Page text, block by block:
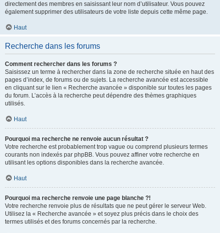
directement des membres en saisissant leur nom d’utilisateur. Vous pouvez
également supprimer des utilisateurs de votre liste depuis cette même page.
Haut
Recherche dans les forums
Comment rechercher dans les forums ?
Saisissez un terme à rechercher dans la zone de recherche située en haut des
pages d’index, de forums ou de sujets. La recherche avancée est accessible
en cliquant sur le lien « Recherche avancée » disponible sur toutes les pages
du forum. L’accès à la recherche peut dépendre des thèmes graphiques
utilisés.
Haut
Pourquoi ma recherche ne renvoie aucun résultat ?
Votre recherche est probablement trop vague ou comprend plusieurs termes
courants non indexés par phpBB. Vous pouvez affiner votre recherche en
utilisant les options disponibles dans la recherche avancée.
Haut
Pourquoi ma recherche renvoie une page blanche ?!
Votre recherche renvoie plus de résultats que ne peut gérer le serveur Web.
Utilisez la « Recherche avancée » et soyez plus précis dans le choix des
termes utilisés et des forums concernés par la recherche.